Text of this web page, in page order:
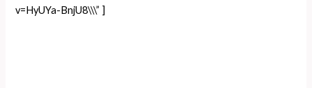
v=HyUYa-BnjU8\\\” ]